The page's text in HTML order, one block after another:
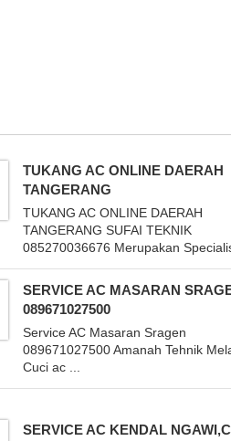
TUKANG AC ONLINE DAERAH
TANGERANG
TUKANG AC ONLINE DAERAH
TANGERANG SUFAI TEKNIK
085270036676 Merupakan
SERVICE AC MASARAN
089671027500
Service AC Masaran Sragen
089671027500 Amanah Tehnik
Cuci ac ...
SERVICE AC KENDAL